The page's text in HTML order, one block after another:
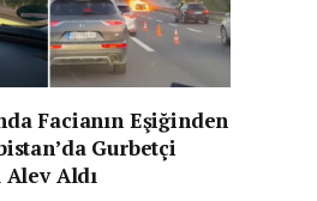
Facianın Eşiğinden
Gurbetçi
Aldı